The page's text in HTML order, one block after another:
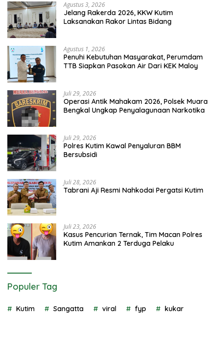
Agustus 3, 2026
Jelang Rakerda 2026, KKW Kutim
Laksanakan Rakor Lintas Bidang
Agustus 1, 2026
Penuhi Kebutuhan Masyarakat, Perumdam
TTB Siapkan Pasokan Air Dari KEK Maloy
Juli 29, 2026
Operasi Antik Mahakam 2026, Polsek Muara
Bengkal Ungkap Penyalagunaan Narkotika
Juli 29, 2026
Polres Kutim Kawal Penyaluran BBM
Bersubsidi
Juli 28, 2026
Tabrani Aji Resmi Nahkodai Pergatsi Kutim
Juli 23, 2026
Kasus Pencurian Ternak, Tim Macan Polres
Kutim Amankan 2 Terduga Pelaku
Populer Tag
Kutim Sangatta viral fyp kukar